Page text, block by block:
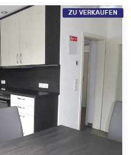
ZU VERKAUFEN